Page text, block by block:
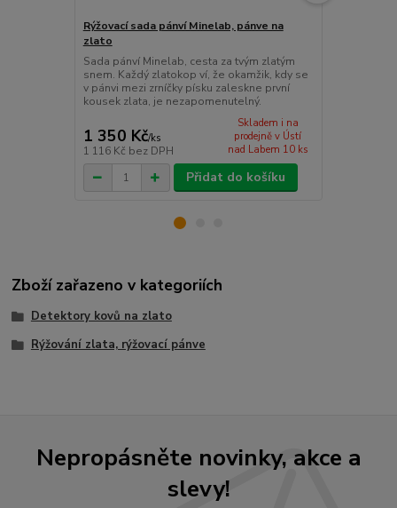
Rýžovací sada pánví Minelab, pánve na
zlato
Sada pánví Minelab, cesta za tvým zlatým
snem. Každý zlatokop ví, že okamžik, kdy se
v pánvi mezi zrníčky písku zaleskne první
kousek zlata, je nezapomenutelný.
1 350 Kč/ks
1 116 Kč bez DPH
Skladem i na
prodejně v Ústí
nad Labem 10 ks
Přidat do košíku
Zboží zařazeno v kategoriích
Detektory kovů na zlato
Rýžování zlata, rýžovací pánve
Nepropásněte novinky, akce a
slevy!